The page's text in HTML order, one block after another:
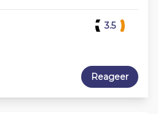
3.5
Reageer